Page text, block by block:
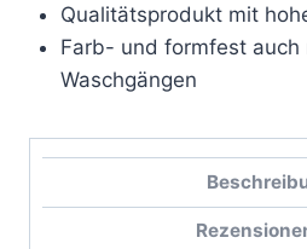
Qualitätsprodukt mit
Farb- und formfest auch
Waschgängen